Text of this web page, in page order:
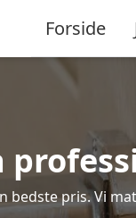
Forside
bedste pris. Vi